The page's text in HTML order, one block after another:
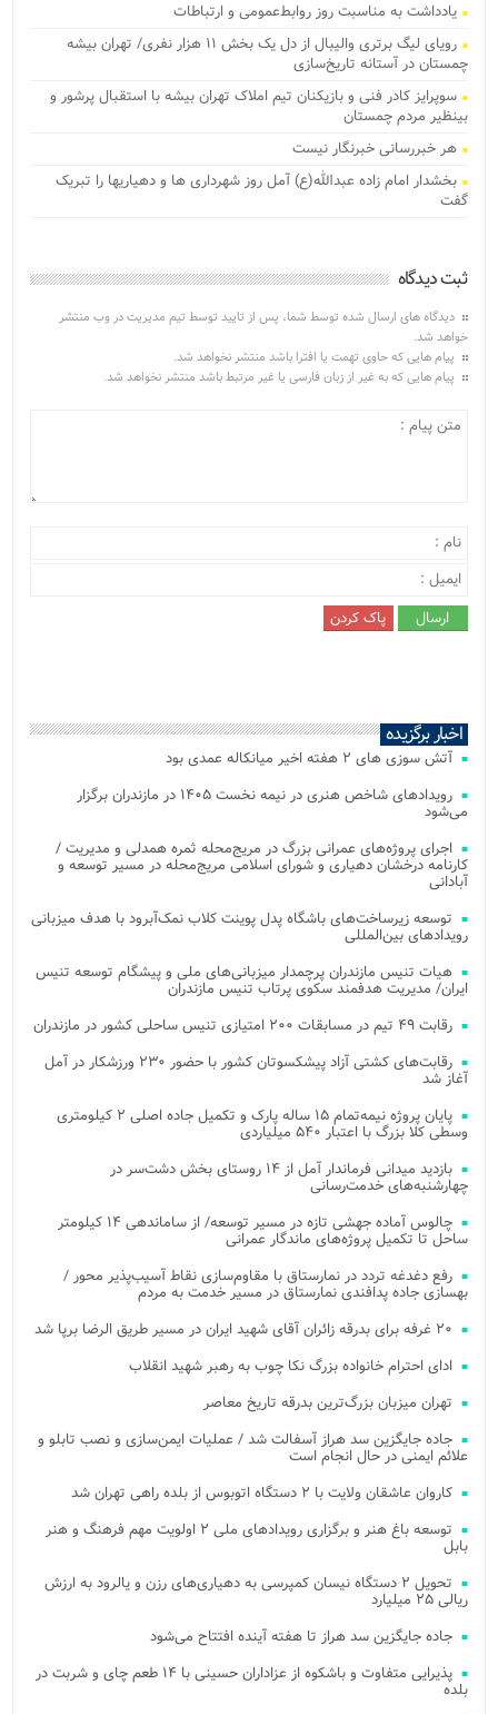
یادداشت به مناسبت روز روابط‌عمومی و ارتباطات
رویای لیگ برتری والیبال از دل یک بخش ۱۱ هزار نفری/ تهران بیشه
چمستان در آستانه تاریخ‌سازی
سوپرایز کادر فنی و بازیکنان تیم املاک تهران بیشه با استقبال پرشور و
بینظیر مردم چمستان
هر خبررسانی خبرنگار نیست
بخشدار امام زاده عبدالله(ع) آمل روز شهرداری ها و دهیاریها را تبریک
گفت
ثبت دیدگاه
دیدگاه های ارسال شده توسط شما، پس از تایید توسط تیم مدیریت در وب منتشر
خواهد شد.
پیام هایی که حاوی تهمت یا افترا باشد منتشر نخواهد شد.
پیام هایی که به غیر از زبان فارسی یا غیر مرتبط باشد منتشر نخواهد شد.
اخبار برگزیده
آتش‌ سوزی‌ های ۲ هفته اخیر میانکاله عمدی بود
رویدادهای شاخص هنری در نیمه نخست ۱۴۰۵ در مازندران برگزار
می‌شود
اجرای پروژه‌های عمرانی بزرگ در مریج‌محله ثمره همدلی و مدیریت /
کارنامه درخشان دهیاری و شورای اسلامی مریج‌محله در مسیر توسعه و
آبادانی
توسعه زیرساخت‌های باشگاه پدل پوینت کلاب نمک‌آبرود با هدف میزبانی
رویدادهای بین‌المللی
هیات تنیس مازندران پرچمدار میزبانی‌های ملی و پیشگام توسعه تنیس
ایران/ مدیریت هدفمند سکوی پرتاب تنیس مازندران
رقابت ۴۹ تیم در مسابقات ۲۰۰ امتیازی تنیس ساحلی کشور در مازندران
رقابت‌های کشتی آزاد پیشکسوتان کشور با حضور ۲۳۰ ورزشکار در آمل
آغاز شد
پایان پروژه نیمه‌تمام ۱۵ ساله پارک و تکمیل جاده اصلی ۲ کیلومتری
وسطی کلا بزرگ با اعتبار ۵۴۰ میلیاردی
بازدید میدانی فرماندار آمل از ۱۴ روستای بخش دشت‌سر در
چهارشنبه‌های خدمت‌رسانی
چالوس آماده جهشی تازه در مسیر توسعه/ از ساماندهی ۱۴ کیلومتر
ساحل تا تکمیل پروژه‌های ماندگار عمرانی
رفع دغدغه تردد در نمارستاق با مقاوم‌سازی نقاط آسیب‌پذیر محور /
بهسازی جاده پدافندی نمارستاق در مسیر خدمت به مردم
۲۰ غرفه برای بدرقه زائران آقای شهید ایران در مسیر طریق الرضا برپا شد
ادای احترام خانواده بزرگ نکا چوب به رهبر شهید انقلاب
تهران میزبان بزرگ‌ترین بدرقه تاریخ معاصر
جاده جایگزین سد هراز آسفالت شد / عملیات ایمن‌سازی و نصب تابلو و
علائم ایمنی در حال انجام است
کاروان عاشقان ولایت با ۲ دستگاه اتوبوس از بلده راهی تهران شد
توسعه باغ هنر و برگزاری رویدادهای ملی ۲ اولویت مهم فرهنگ و هنر
بابل
تحویل ۲ دستگاه نیسان کمپرسی به دهیاری‌های رزن و یالرود به ارزش
ریالی ۲۵ میلیارد
جاده جایگزین سد هراز تا هفته آینده افتتاح می‌شود
پذیرایی متفاوت و باشکوه از عزاداران حسینی با ۱۴ طعم چای و شربت در
بلده